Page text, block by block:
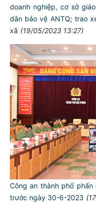
doanh nghiệp, cơ sở
dân bảo vệ ANTQ; trao
xã (19/05/2023 13:27)
Công an thành phố
trước ngày 30-6-2023
NGƯỜI
Đối với tự mình, phải
CẦN,
Đối với đồng sự, phải
Đối với chính phủ,
TUYỆT
Đối với nhân dân,